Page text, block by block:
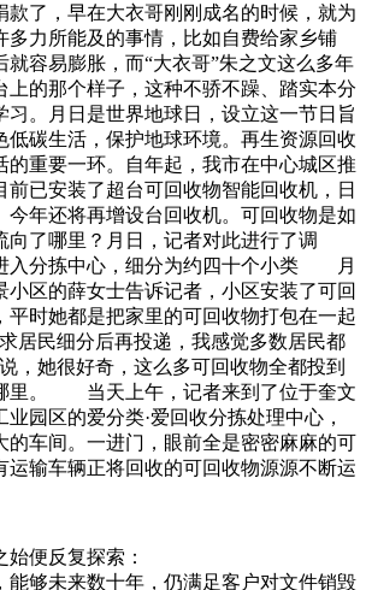
款了，早在大衣哥刚刚成名的时候，就为
多力所能及的事情，比如自费给家乡铺
就容易膨胀，而“大衣哥”朱之文这么多年
上的那个样子，这种不骄不躁、踏实本分
习。月日是世界地球日，设立这一节日旨
低碳生活，保护地球环境。再生资源回收
的重要一环。自年起，我市在中心城区推
前已安装了超台可回收物智能回收机，日
今年还将再增设台回收机。可回收物是如
向了哪里？月日，记者对此进行了调
分拣中心，细分为约四十个小类 月
小区的薛女士告诉记者，小区安装了可回
平时她都是把家里的可回收物打包在一起
居民细分后再投递，我感觉多数居民都
，她很好奇，这么多可回收物全都投到
里。 当天上午，记者来到了位于奎文
园区的爱分类·爱回收分拣处理中心，
的车间。一进门，眼前全是密密麻麻的可
运输车辆正将回收的可回收物源源不断运
便反复探索：
能够未来数十年，仍满足客户对文件销毁